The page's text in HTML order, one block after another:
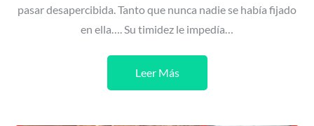
pasar desapercibida. Tanto que nunca nadie se había fijado
en ella…. Su timidez le impedía…
Leer Más